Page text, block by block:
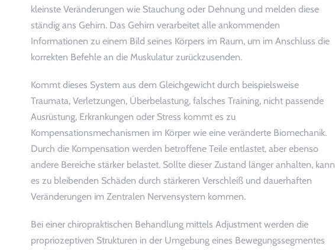
kleinste Veränderungen wie Stauchung oder Dehnung und melden diese
ständig ans Gehirn. Das Gehirn verarbeitet alle ankommenden
Informationen zu einem Bild seines Körpers im Raum, um im Anschluss die
korrekten Befehle an die Muskulatur zurückzusenden.
Kommt dieses System aus dem Gleichgewicht durch beispielsweise
Traumata, Verletzungen, Überbelastung, falsches Training, nicht passende
Ausrüstung, Erkrankungen oder Stress kommt es zu
Kompensationsmechanismen im Körper wie eine veränderte Biomechanik.
Durch die Kompensation werden betroffene Teile entlastet, aber ebenso
andere Bereiche stärker belastet. Sollte dieser Zustand länger anhalten, kann
es zu bleibenden Schäden durch stärkeren Verschleiß und dauerhaften
Veränderungen im Zentralen Nervensystem kommen.
Bei einer chiropraktischen Behandlung mittels Adjustment werden die
propriozeptiven Strukturen in der Umgebung eines Bewegungssegmentes